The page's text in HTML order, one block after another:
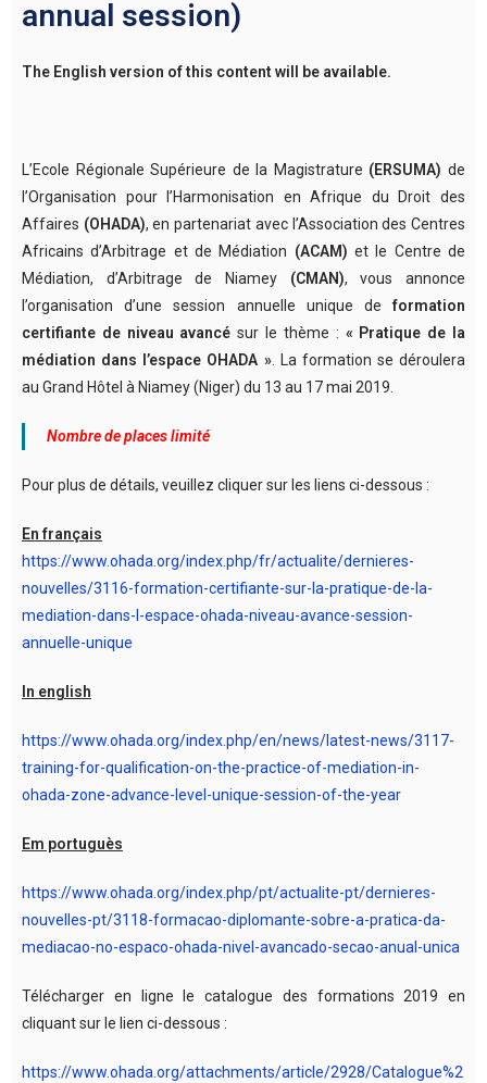
annual session)
The English version of this content will be available.
L’Ecole Régionale Supérieure de la Magistrature (ERSUMA) de
l’Organisation pour l’Harmonisation en Afrique du Droit des
Affaires (OHADA), en partenariat avec l’Association des Centres
Africains d’Arbitrage et de Médiation (ACAM) et le Centre de
Médiation, d’Arbitrage de Niamey (CMAN), vous annonce
l’organisation d’une session annuelle unique deformation
certifiante de niveau avancé sur le thème : « Pratique de la
médiation dans l’espace OHADA ». La formation se déroulera
au Grand Hôtel à Niamey (Niger) du 13 au 17 mai 2019.
Nombre de places limité
Pour plus de détails, veuillez cliquer sur les liens ci-dessous :
En français
https://www.ohada.org/index.php/fr/actualite/dernieres-
nouvelles/3116-formation-certifiante-sur-la-pratique-de-la-
mediation-dans-l-espace-ohada-niveau-avance-session-
annuelle-unique
In english
https://www.ohada.org/index.php/en/news/latest-news/3117-
training-for-qualification-on-the-practice-of-mediation-in-
ohada-zone-advance-level-unique-session-of-the-year
Em portuguès
https://www.ohada.org/index.php/pt/actualite-pt/dernieres-
nouvelles-pt/3118-formacao-diplomante-sobre-a-pratica-da-
mediacao-no-espaco-ohada-nivel-avancado-secao-anual-unica
Télécharger en ligne le catalogue des formations 2019 en
cliquant sur le lien ci-dessous :
https://www.ohada.org/attachments/article/2928/Catalogue%2